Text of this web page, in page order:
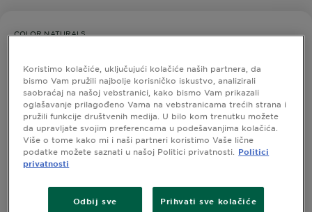
COLOR NATURALS
čokolada
0,0/5 (0 recenzije)
ISPROBAJTE
Prikaži Slične Nijanse
Koristimo kolačiće, uključujući kolačiće naših partnera, da
bismo Vam pružili najbolje korisničko iskustvo, analizirali
saobraćaj na našoj vebstranici, kako bismo Vam prikazali
oglašavanje prilagođeno Vama na vebstranicama trećih strana i
pružili funkcije društvenih medija. U bilo kom trenutku možete
da upravljate svojim preferencama u podešavanjima kolačića.
Više o tome kako mi i naši partneri koristimo Vaše lične
podatke možete saznati u našoj Politici privatnosti.
Politici
privatnosti
Odbij sve Prihvati sve kolačiće